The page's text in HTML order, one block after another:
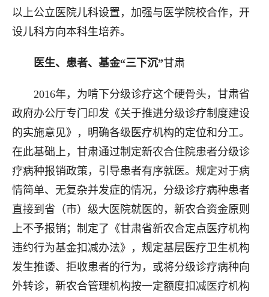
以上公立医院儿科设置，加强与医学院校合作，开
设儿科方向本科生培养。
医生、患者、基金“三下沉”甘肃
2016年，为啃下分级诊疗这个硬骨头，甘肃省
政府办公厅专门印发《关于推进分级诊疗制度建设
的实施意见》，明确各级医疗机构的定位和分工。
在此基础上，甘肃通过制定新农合住院患者分级诊
疗病种报销政策，引导患者有序就医。规定对于病
情简单、无复杂并发症的情况，分级诊疗病种患者
直接到省（市）级大医院就医的，新农合资金原则
上不予报销；制定了《甘肃省新农合定点医疗机构
违约行为基金扣减办法》，规定基层医疗卫生机构
发生推诿、拒收患者的行为，或将分级诊疗病种向
外转诊，新农合管理机构按一定额度扣减医疗机构